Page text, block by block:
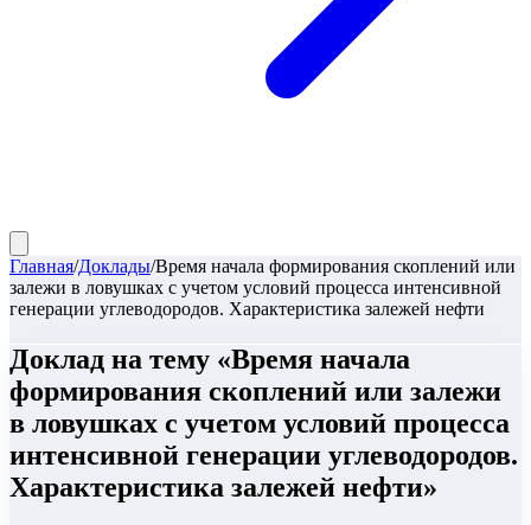
Главная/Доклады/Время начала формирования скоплений или
залежи в ловушках с учетом условий процесса интенсивной
генерации углеводородов. Характеристика залежей нефти
Доклад на тему «Время начала
формирования скоплений или залежи
в ловушках с учетом условий процесса
интенсивной генерации углеводородов.
Характеристика залежей нефти»